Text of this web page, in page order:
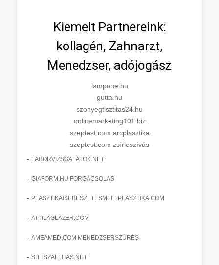
Kiemelt Partnereink:
kollagén, Zahnarzt,
Menedzser, adójogász
lampone.hu
gutta.hu
szonyegtisztitas24.hu
onlinemarketing101.biz
szeptest.com arcplasztika
szeptest.com zsírleszívás
- LABORVIZSGALATOK.NET
- GIAFORM.HU FORGÁCSOLÁS
- PLASZTIKAISEBESZETESMELLPLASZTIKA.COM
- ATTILAGLAZER.COM
- AMEAMED.COM MENEDZSERSZŰRÉS
- SITTSZALLITAS.NET